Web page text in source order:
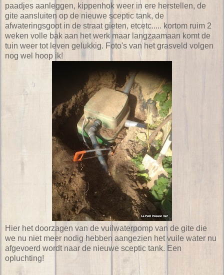
paadjes aanleggen, kippenhok weer in ere herstellen, de
gite aansluiten op de nieuwe sceptic tank, de
afwateringsgoot in de straat gieten, etcetc..... kortom ruim 2
weken volle bak aan het werk maar langzaamaan komt de
tuin weer tot leven gelukkig. Foto's van het grasveld volgen
nog wel hoop ik!
Hier het doorzagen van de vuilwaterpomp van de gite die
we nu niet meer nodig hebben aangezien het vuile water nu
afgevoerd wordt naar de nieuwe sceptic tank. Een
opluchting!